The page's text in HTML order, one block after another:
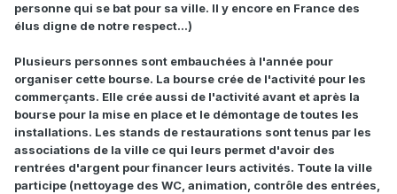
personne qui se bat pour sa ville. Il y encore en France des
élus digne de notre respect...)
Plusieurs personnes sont embauchées à l'année pour
organiser cette bourse. La bourse crée de l'activité pour les
commerçants. Elle crée aussi de l'activité avant et après la
bourse pour la mise en place et le démontage de toutes les
installations. Les stands de restaurations sont tenus par les
associations de la ville ce qui leurs permet d'avoir des
rentrées d'argent pour financer leurs activités. Toute la ville
participe (nettoyage des WC, animation, contrôle des entrées,